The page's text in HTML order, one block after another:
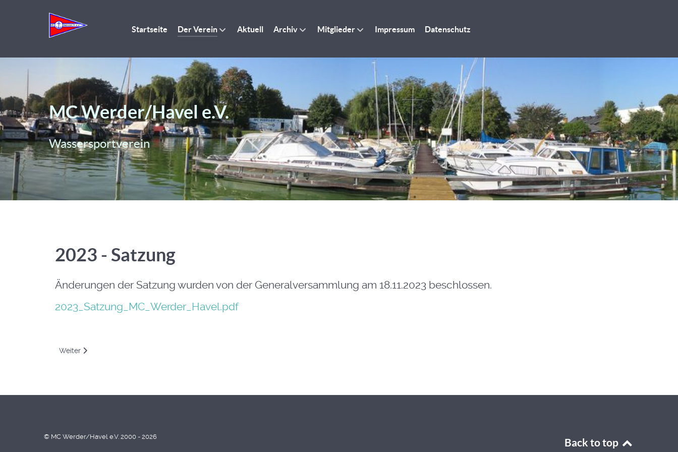
Startseite Der Verein Aktuell Archiv Mitglieder Impressum Datenschutz
MC Werder/Havel e.V.
Wassersportverein
2023 - Satzung
Änderungen der Satzung wurden von der Generalversammlung am 18.11.2023 beschlossen.
2023_Satzung_MC_Werder_Havel.pdf
Nächster Beitrag: 2025-03-22 Generalversammlung
Weiter
© MC Werder/Havel e.V. 2000 - 2026
Back to top